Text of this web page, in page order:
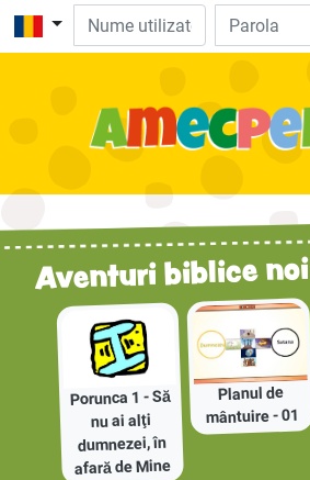
Biblie
Natură
Aventuri
Activităţi
Aventuri biblice noi
Porunca 1 - Să
nu ai alţi
dumnezei, în
afară de Mine
Planul de
mântuire - 01